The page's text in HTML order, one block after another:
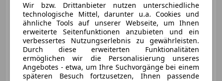
!!neuer Preis!!
€ 11 900
Wir bzw. Drittanbieter nutzen unterschiedliche
technologische Mittel, darunter u.a. Cookies und
ähnliche Tools auf unserer Webseite, um Ihnen
erweiterte Seitenfunktionen anzubieten und ein
verbessertes Nutzungserlebnis zu gewährleisten.
Durch diese erweiterten Funktionalitäten
ermöglichen wir die Personalisierung unseres
Angebotes - etwa, um Ihre Suchvorgänge bei einem
späteren Besuch fortzusetzen, Ihnen passende